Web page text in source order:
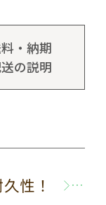
・納期
の説明
性！